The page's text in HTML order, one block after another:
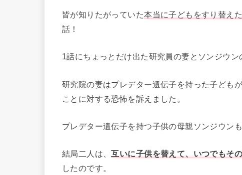
皆が知りたがっていた本当に子どもをすり替え
話！
1話にちょっとだけ出た研究員の妻とソンジウン
研究院の妻はプレデター遺伝子を持った子ども
ことに対する恐怖を訴えました。
プレデター遺伝子を持つ子供の母親ソンジウン
結局二人は、互いに子供を替えて、いつでもそ
したのです。